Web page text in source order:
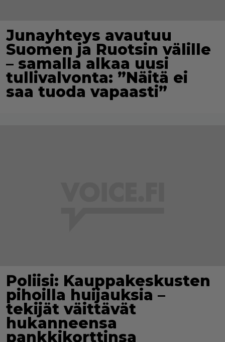
Junayhteys avautuu
Suomen ja Ruotsin välille
– samalla alkaa uusi
tullivalvonta: ”Näitä ei
saa tuoda vapaasti”
Poliisi: Kauppakeskusten
pihoilla huijauksia –
tekijät väittävät
hukanneensa
pankkikorttinsa